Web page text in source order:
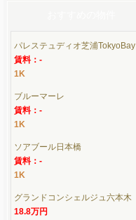
パレステュディオ芝浦TokyoBay
賃料：-
1K
ブルーマーレ
賃料：-
1K
ソアブール日本橋
賃料：-
1K
グランドコンシェルジュ六本木
18.8万円